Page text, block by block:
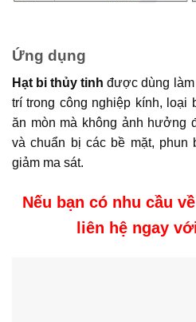
Ứng dụng
Hạt bi thủy tinh được dùng làm
trí trong công nghiệp kính, loại
ăn mòn mà không ảnh hưởng
và chuẩn bị các bề mặt, phun
giảm ma sát.
Nếu bạn có nhu cầu
liên hệ ngay